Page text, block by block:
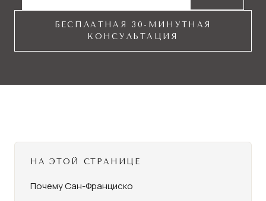
БЕСПЛАТНАЯ 30-МИНУТНАЯ
КОНСУЛЬТАЦИЯ
НА ЭТОЙ СТРАНИЦЕ
Почему Сан-Франциско